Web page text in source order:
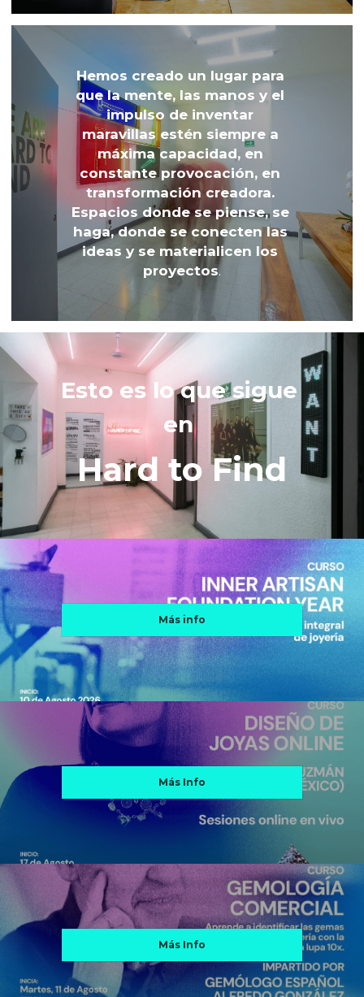
Hemos creado un lugar para
que la mente, las manos y el
impulso de inventar
maravillas estén siempre a
máxima capacidad, en
constante provocación, en
transformación creadora.
Espacios donde se piense, se
haga, donde se conecten las
ideas y se materialicen los
proyectos.
Esto es lo que sigue
en
Hard to Find
Más info
Más Info
Más Info